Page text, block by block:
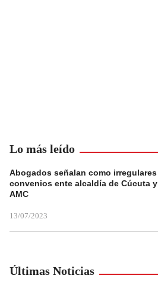
Lo más leído
Abogados señalan como irregulares
convenios ente alcaldía de Cúcuta y
AMC
13/07/2023
Últimas Noticias